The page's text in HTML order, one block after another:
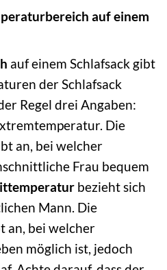
auf einem
auf einem Schlafsack gibt
der Schlafsack
Regel drei Angaben:
Die
an, bei welcher
Frau bequem
bezieht sich
Mann. Die
an, bei welcher
möglich ist, jedoch